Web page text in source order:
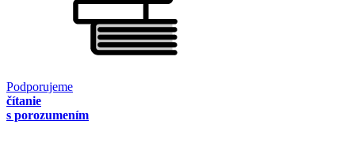
Podporujeme
čítanie
s porozumením